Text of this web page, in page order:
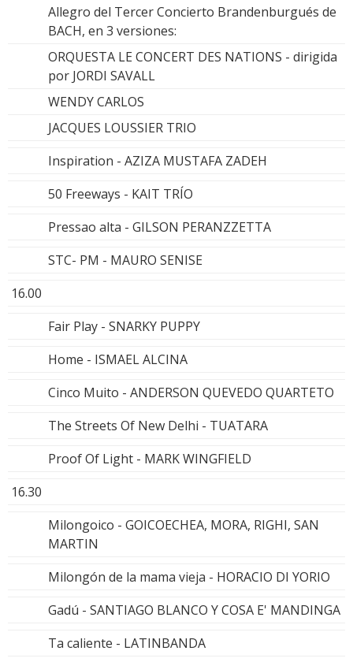
Allegro del Tercer Concierto Brandenburgués de
BACH, en 3 versiones:
ORQUESTA LE CONCERT DES NATIONS - dirigida
por JORDI SAVALL
WENDY CARLOS
JACQUES LOUSSIER TRIO
Inspiration - AZIZA MUSTAFA ZADEH
50 Freeways - KAIT TRÍO
Pressao alta - GILSON PERANZZETTA
STC- PM - MAURO SENISE
16.00
Fair Play - SNARKY PUPPY
Home - ISMAEL ALCINA
Cinco Muito - ANDERSON QUEVEDO QUARTETO
The Streets Of New Delhi - TUATARA
Proof Of Light - MARK WINGFIELD
16.30
Milongoico - GOICOECHEA, MORA, RIGHI, SAN
MARTIN
Milongón de la mama vieja - HORACIO DI YORIO
Gadú - SANTIAGO BLANCO Y COSA E' MANDINGA
Ta caliente - LATINBANDA